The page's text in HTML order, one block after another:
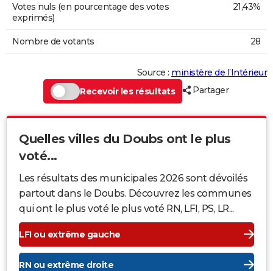
Votes nuls (en pourcentage des votes
exprimés)
21,43%
Nombre de votants 28
Source : ministère de l’Intérieur
Recevoir les résultats
Partager
Quelles villes du Doubs ont le plus
voté...
Les résultats des municipales 2026 sont dévoilés
partout dans le Doubs. Découvrez les communes
qui ont le plus voté le plus voté RN, LFI, PS, LR...
LFI ou extrême gauche
RN ou extrême droite